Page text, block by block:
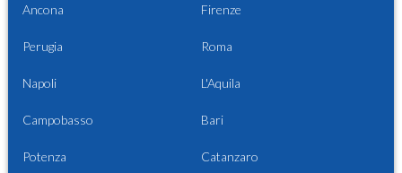
Ancona Firenze
Perugia Roma
Napoli L'Aquila
Campobasso Bari
Potenza Catanzaro